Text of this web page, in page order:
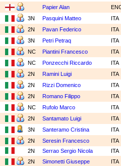
Papier Alan
3N Pasquini Matteo
ITA
2N Pavan Federico
ITA
3N Petri Petraq
ITA
NC Piantini Francesco
ITA
NC Ponzecchi Riccardo
ITA
2N Ramini Luigi
ITA
2N Rizzi Domenico
ITA
2N Romano Filippo
ITA
NC Rufolo Marco
ITA
2N Santamato Luigi
ITA
3N Santeramo Cristina
ITA
2N Seresin Francesco
ITA
2N Serrao Sergio Nicola
ITA
2N Simonetti Giuseppe
ITA